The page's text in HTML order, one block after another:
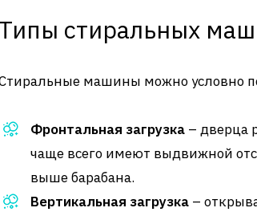
Типы стиральных
машины можно условно
Фронтальная загрузка – дверца
чаще всего имеют выдвижной
выше барабана.
Вертикальная загрузка –